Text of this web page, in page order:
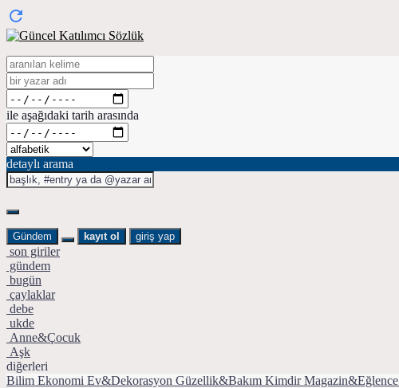
ile aşağıdaki tarih arasında
detaylı arama
Gündem kayıt ol giriş yap
son giriler
gündem
bugün
çaylaklar
debe
ukde
Anne&Çocuk
Aşk
diğerleri
Bilim Ekonomi Ev&Dekorasyon Güzellik&Bakım Kimdir Magazin&Eğlence